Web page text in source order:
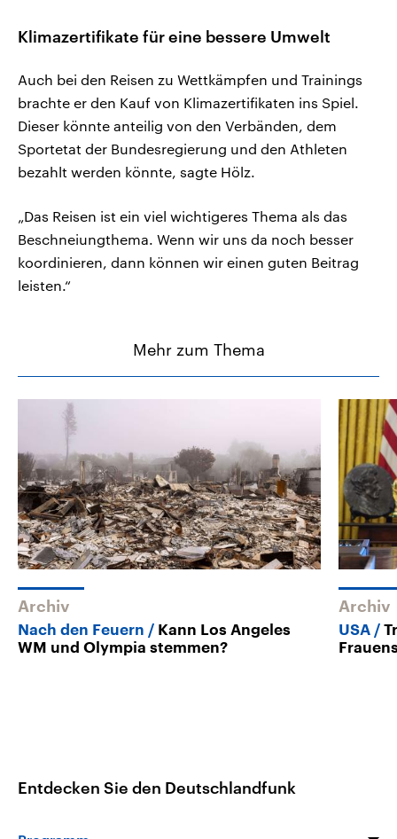
Klimazertifikate für eine bessere Umwelt
Auch bei den Reisen zu Wettkämpfen und Trainings
brachte er den Kauf von Klimazertifikaten ins Spiel.
Dieser könnte anteilig von den Verbänden, dem
Sportetat der Bundesregierung und den Athleten
bezahlt werden könnte, sagte Hölz.
„Das Reisen ist ein viel wichtigeres Thema als das
Beschneiungthema. Wenn wir uns da noch besser
koordinieren, dann können wir einen guten Beitrag
leisten.“
Mehr zum Thema
Archiv
Nach den Feuern
Kann Los Angeles
WM und Olympia stemmen?
Archiv
USA
Entdecken Sie den Deutschlandfunk